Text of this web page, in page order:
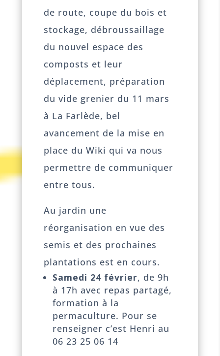
de route, coupe du bois et
stockage, débroussaillage
du nouvel espace des
composts et leur
déplacement, préparation
du vide grenier du 11 mars
à La Farlède, bel
avancement de la mise en
place du Wiki qui va nous
permettre de communiquer
entre tous.
Au jardin une
réorganisation en vue des
semis et des prochaines
plantations est en cours.
Samedi 24 février, de 9h
à 17h avec repas partagé,
formation à la
permaculture. Pour se
renseigner c’est Henri au
06 23 25 06 14